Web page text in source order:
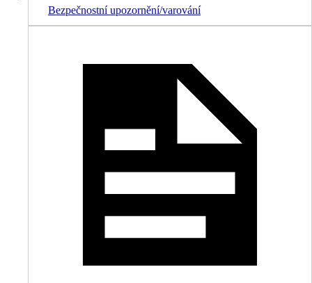
Bezpečnostní upozornění/varování